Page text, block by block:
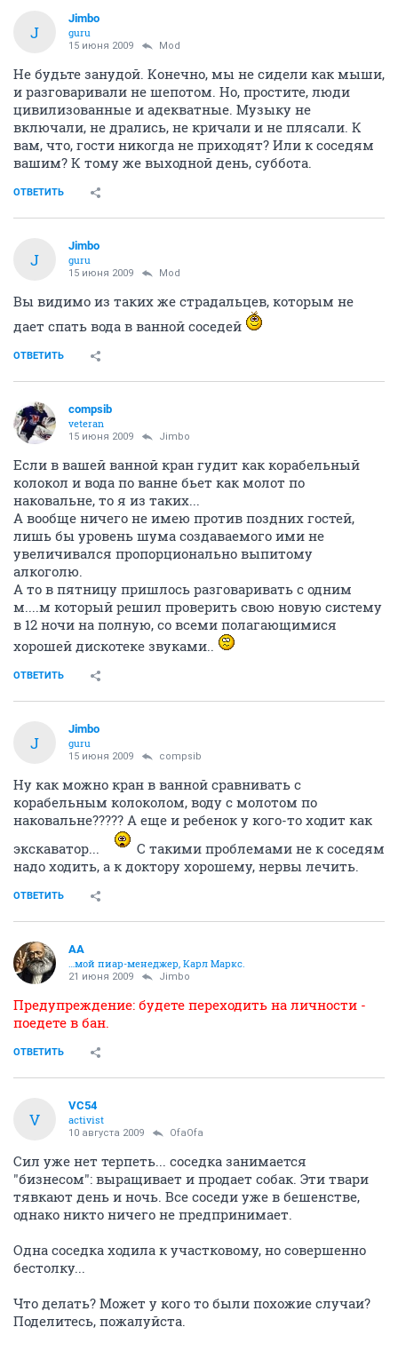
J
Jimbo
guru
15 июня 2009 Mod
Не будьте занудой. Конечно, мы не сидели как мыши,
и разговаривали не шепотом. Но, простите, люди
цивилизованные и адекватные. Музыку не
включали, не дрались, не кричали и не плясали. К
вам, что, гости никогда не приходят? Или к соседям
вашим? К тому же выходной день, суббота.
ОТВЕТИТЬ
J
Jimbo
guru
15 июня 2009 Mod
Вы видимо из таких же страдальцев, которым не
дает спать вода в ванной соседей
ОТВЕТИТЬ
compsib
veteran
15 июня 2009 Jimbo
Если в вашей ванной кран гудит как корабельный
колокол и вода по ванне бьет как молот по
наковальне, то я из таких...
А вообще ничего не имею против поздних гостей,
лишь бы уровень шума создаваемого ими не
увеличивался пропорционально выпитому
алкоголю.
А то в пятницу пришлось разговаривать с одним
м....м который решил проверить свою новую систему
в 12 ночи на полную, со всеми полагающимися
хорошей дискотеке звуками..
ОТВЕТИТЬ
J
Jimbo
guru
15 июня 2009 compsib
Ну как можно кран в ванной сравнивать с
корабельным колоколом, воду с молотом по
наковальне????? А еще и ребенок у кого-то ходит как
экскаватор...
С такими проблемами не к соседям
надо ходить, а к доктору хорошему, нервы лечить.
ОТВЕТИТЬ
AA
…мой пиар-менеджер, Карл Маркс.
21 июня 2009 Jimbo
Предупреждение: будете переходить на личности -
поедете в бан.
ОТВЕТИТЬ
V
VC54
activist
10 августа 2009 OfaOfa
Сил уже нет терпеть... соседка занимается
"бизнесом": выращивает и продает собак. Эти твари
тявкают день и ночь. Все соседи уже в бешенстве,
однако никто ничего не предпринимает.
Одна соседка ходила к участковому, но совершенно
бестолку...
Что делать? Может у кого то были похожие случаи?
Поделитесь, пожалуйста.